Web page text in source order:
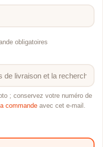
obligatoires
; conservez votre numéro de
commande avec cet e-mail.